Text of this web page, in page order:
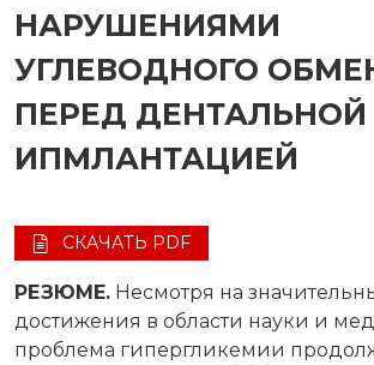
НАРУШЕНИЯМИ
УГЛЕВОДНОГО
ПЕРЕД ДЕНТАЛЬНОЙ
ИПМЛАНТАЦИЕЙ
СКАЧАТЬ PDF
РЕЗЮМЕ. Несмотря на
достижения в области науки и
проблема гипергликемии